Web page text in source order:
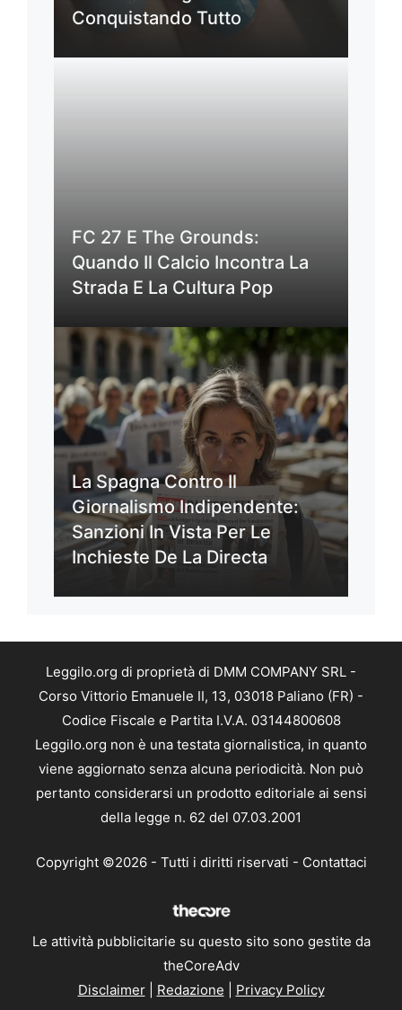
Conquistando Tutto
FC 27 E The Grounds:
Quando Il Calcio Incontra La
Strada E La Cultura Pop
La Spagna Contro Il
Giornalismo Indipendente:
Sanzioni In Vista Per Le
Inchieste De La Directa
Leggilo.org di proprietà di DMM COMPANY SRL -
Corso Vittorio Emanuele II, 13, 03018 Paliano (FR) -
Codice Fiscale e Partita I.V.A. 03144800608
Leggilo.org non è una testata giornalistica, in quanto
viene aggiornato senza alcuna periodicità. Non può
pertanto considerarsi un prodotto editoriale ai sensi
della legge n. 62 del 07.03.2001
Copyright ©2026 - Tutti i diritti riservati - Contattaci
Le attività pubblicitarie su questo sito sono gestite da
theCoreAdv
Disclaimer| Redazione Privacy Policy